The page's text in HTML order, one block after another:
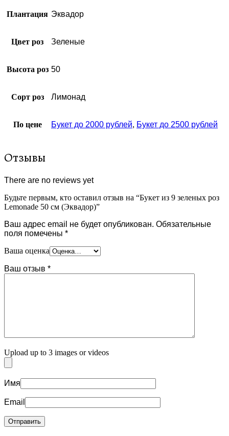
Плантация Эквадор
Цвет роз Зеленые
Высота роз 50
Сорт роз Лимонад
По цене Букет до 2000 рублей, Букет до 2500 рублей
Отзывы
There are no reviews yet
Будьте первым, кто оставил отзыв на “Букет из 9 зеленых роз
Lemonade 50 см (Эквадор)”
Ваш адрес email не будет опубликован. Обязательные
поля помечены *
Ваша оценка
Ваш отзыв *
Upload up to 3 images or videos
Имя
Email